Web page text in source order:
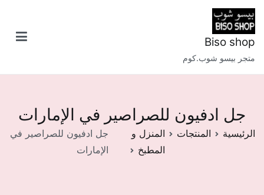
تخطى
إلى
المحتوى
Biso shop
متجر بيسو شوب.كوم
جل ادفيون للصراصير في الإمارات
الرئيسية المنتجات
المنزل و
المطبخ
جل ادفيون للصراصير في
الإمارات